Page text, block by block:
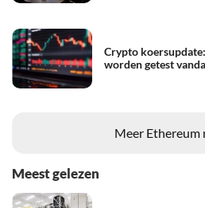
Crypto
worden getest
Meer Ethereum
Meest gelezen